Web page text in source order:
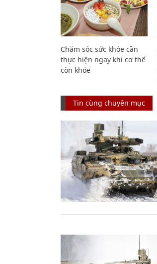
Chăm sóc sức khỏe cần
thực hiện ngay khi cơ thể
còn khỏe
Tin cùng chuyên mục